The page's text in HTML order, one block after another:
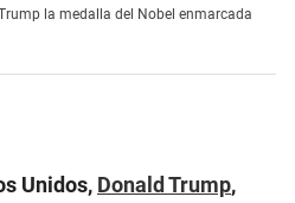
la medalla del Nobel enmarcada
Unidos, Donald Trump,